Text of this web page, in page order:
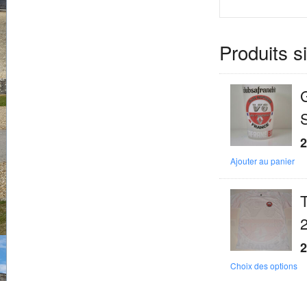
Produits
Ajouter au panier
Choix des options